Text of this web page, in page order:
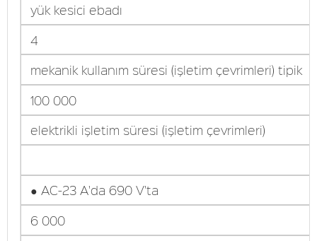
yük kesici ebadı
4
mekanik kullanım süresi (işletim çevrimleri) tipik
100 000
elektrikli işletim süresi (işletim çevrimleri)
● AC-23 A'da 690 V'ta
6 000